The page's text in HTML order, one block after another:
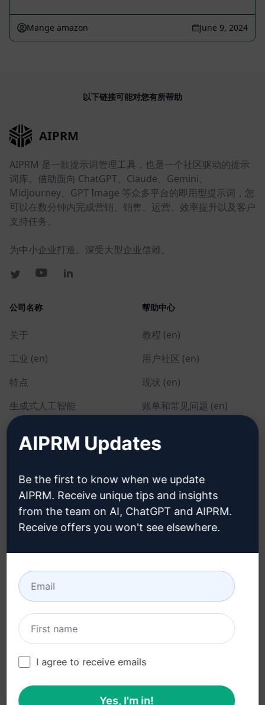
Mange amazon June 9, 2024
以下链接可能对您有所帮助
AIPRM
AIPRM 是一款提示词管理工具，也是一个社区驱动的提示
词库。借助面向 ChatGPT、Claude、Gemini、
Midjourney、GPT Image 等众多平台的即用型提示词，您
可以在数分钟内完成营销、销售、运营、效率提升以及客户
支持任务。
为中小企业打造。深受大型企业信赖。
公司名称
关于
工业 (en)
特点
生成式人工智能
团队定价 (en)
Blog (en)
帮助中心
教程 (en)
用户社区 (en)
现状 (en)
账单和常见问题 (en)
法律
可接受使用政策 (en)
使用条款 (en)
浏览器扩展术语 (en)
账单条款 (en)
下载
谷歌浏览器 (en)
AIPRM Updates
Be the first to know when we update
AIPRM. Receive unique tips and insights
from the team on AI, ChatGPT and AIPRM.
Receive offers you won't see elsewhere.
I agree to receive emails
Yes, I'm in!